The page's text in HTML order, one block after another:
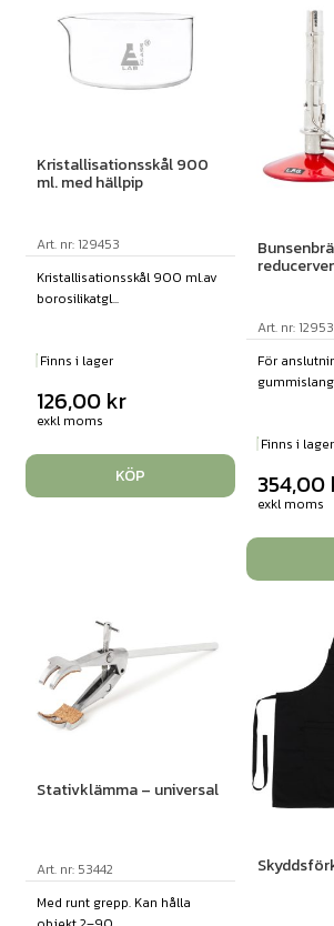
Kristallisationsskål 900
ml. med hällpip
Art. nr: 129453
Kristallisationsskål 900 ml.av
borosilikatgl...
Finns i lager
126,00 kr
exkl moms
KÖP
Art. nr:
För
Finns i lager
354,00
exkl moms
Stativklämma – universal
Art. nr: 53442
Med runt grepp. Kan hålla